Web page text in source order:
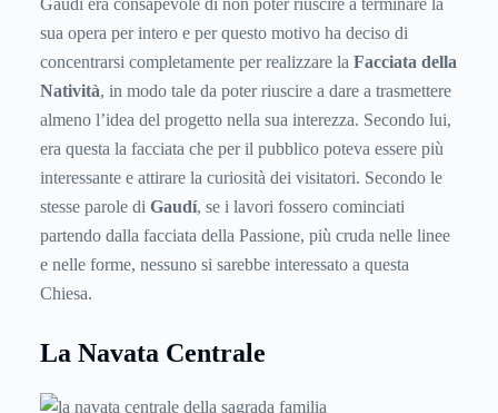
Gaudí era consapevole di non poter riuscire a terminare la
sua opera per intero e per questo motivo ha deciso di
concentrarsi completamente per realizzare la Facciata della
Natività, in modo tale da poter riuscire a dare a trasmettere
almeno l’idea del progetto nella sua interezza. Secondo lui,
era questa la facciata che per il pubblico poteva essere più
interessante e attirare la curiosità dei visitatori. Secondo le
stesse parole di Gaudí, se i lavori fossero cominciati
partendo dalla facciata della Passione, più cruda nelle linee
e nelle forme, nessuno si sarebbe interessato a questa
Chiesa.
La Navata Centrale